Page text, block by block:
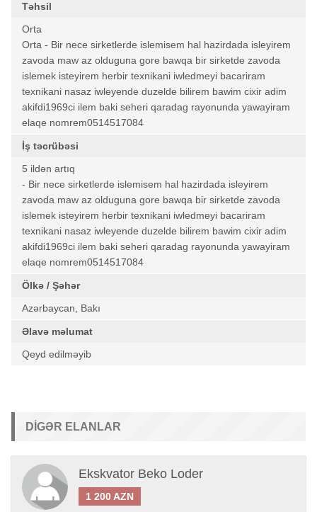
Təhsil
Orta
Orta - Bir nece sirketlerde islemisem hal hazirdada isleyirem
zavoda maw az olduguna gore bawqa bir sirketde zavoda
islemek isteyirem herbir texnikani iwledmeyi bacariram
texnikani nasaz iwleyende duzelde bilirem bawim cixir adim
akifdi1969ci ilem baki seheri qaradag rayonunda yawayiram
elaqe nomrem0514517084
İş təcrübəsi
5 ildən artıq
- Bir nece sirketlerde islemisem hal hazirdada isleyirem
zavoda maw az olduguna gore bawqa bir sirketde zavoda
islemek isteyirem herbir texnikani iwledmeyi bacariram
texnikani nasaz iwleyende duzelde bilirem bawim cixir adim
akifdi1969ci ilem baki seheri qaradag rayonunda yawayiram
elaqe nomrem0514517084
Ölkə / Şəhər
Azərbaycan, Bakı
Əlavə məlumat
Qeyd edilməyib
DIGƏR ELANLAR
Ekskvator Beko Loder
1 200 AZN